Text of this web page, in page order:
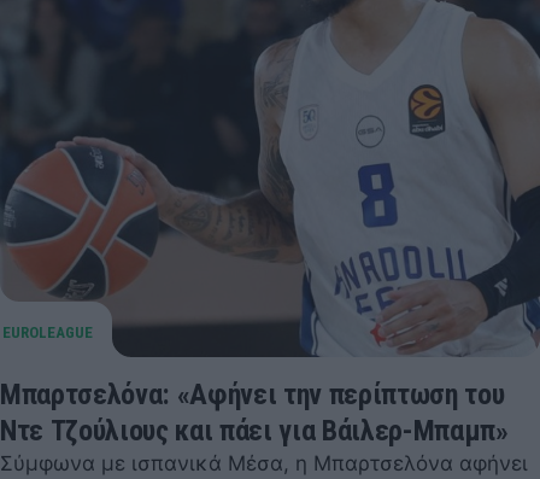
Μπαρτσελόνα: «Αφήνει την περίπτωση του
Ντε Τζούλιους και πάει για Βάιλερ-Μπαμπ»
Σύμφωνα με ισπανικά Μέσα, η Μπαρτσελόνα αφήνει